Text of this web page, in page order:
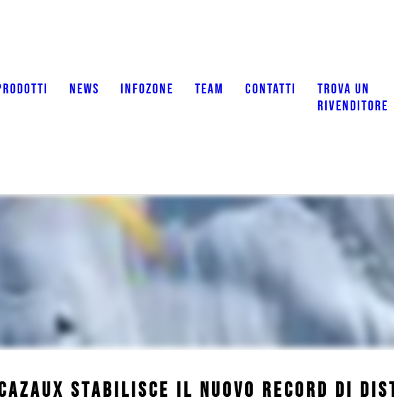
NEWS INFOZONE TEAM CONTATTI
TROVA UN
RIVENDITORE
Stabilisce il nuovo record di